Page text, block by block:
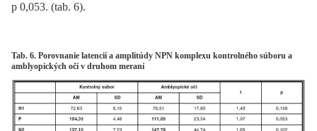
p 0,053. (tab. 6).
Tab. 6. Porovnanie latencií a amplitúdy NPN komplexu kontrolného súboru a
amblyopických očí v druhom meraní